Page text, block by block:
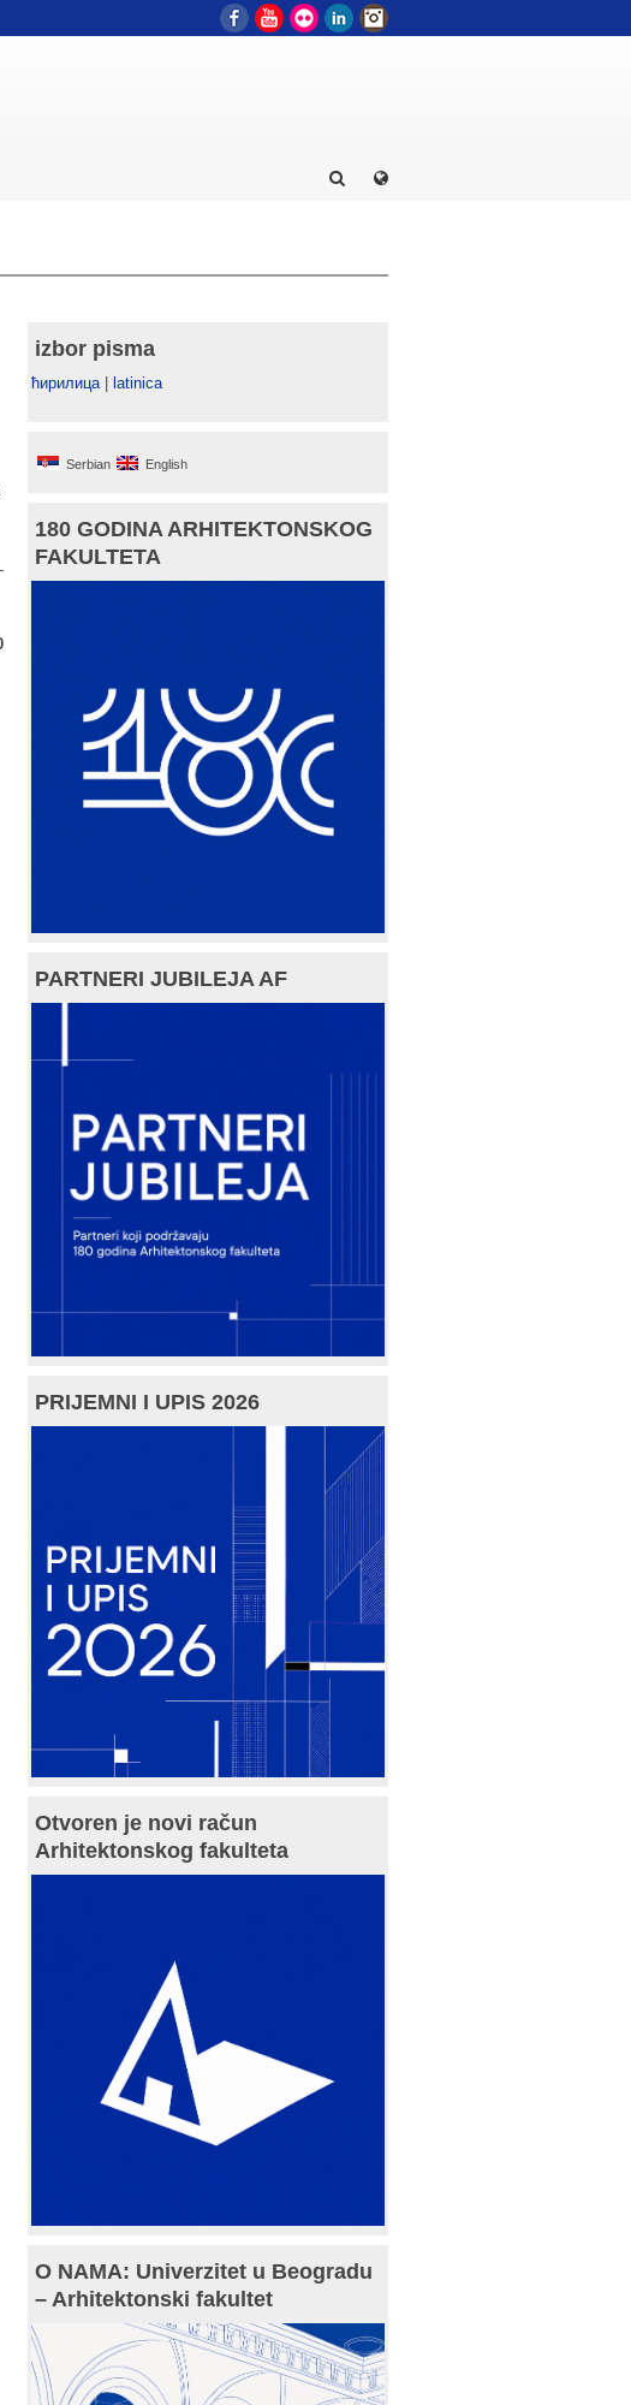
FacebookYouTube
Flickr LinkedIn
izbor pisma
ћирилица| latinica
Serbian English
180 GODINA ARHITEKTONSKOG
FAKULTETA
PARTNERI JUBILEJA AF
PRIJEMNI I UPIS 2026
Otvoren je novi račun
Arhitektonskog fakulteta
O NAMA: Univerzitet u Beogradu
– Arhitektonski fakultet